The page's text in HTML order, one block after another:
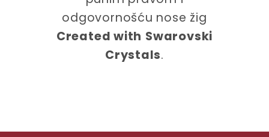
odgovornošću nose žig
Created with Swarovski
Crystals.